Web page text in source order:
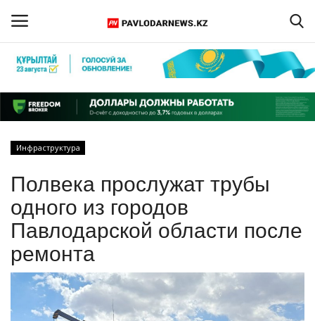
Регистрация
Главная
ПАВЛОДАРСКАЯ ОБЛАСТЬ
КАЗАХСТАН
МИР
СПЕЦПРОЕКТЫ
Инфраструктура
Полвека прослужат трубы
одного из городов
Павлодарской области после
ремонта